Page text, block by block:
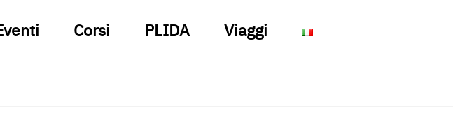
Corsi PLIDA Viaggi